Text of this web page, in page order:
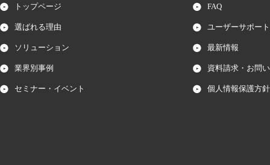
トップページ
選ばれる理由
ソリューション
業界別事例
セミナー・イベント
FAQ
ユーザーサポート
最新情報
資料請求・お問
個人情報保護方針